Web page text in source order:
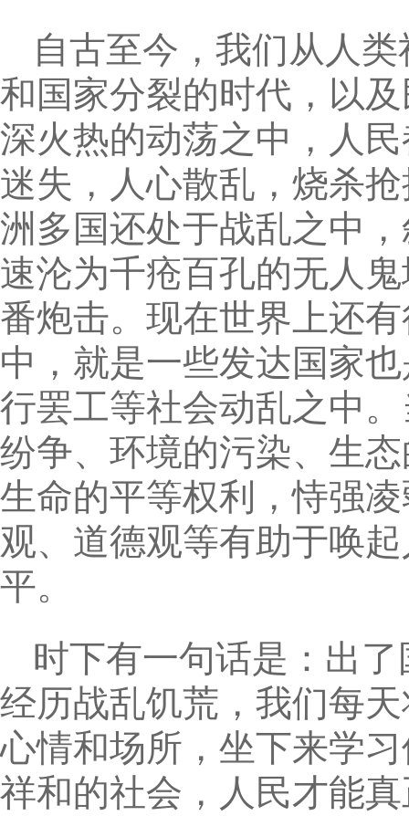
自古至今，我们从人
和国家分裂的时代，以
深火热的动荡之中，人
迷失，人心散乱，烧杀
洲多国还处于战乱之中
速沦为千疮百孔的无人
番炮击。现在世界上还
中，就是一些发达国家
行罢工等社会动乱之中
纷争、环境的污染、生
生命的平等权利，恃强
观、道德观等有助于唤
平。
时下有一句话是：出
经历战乱饥荒，我们每
心情和场所，坐下来学
祥和的社会，人民才能